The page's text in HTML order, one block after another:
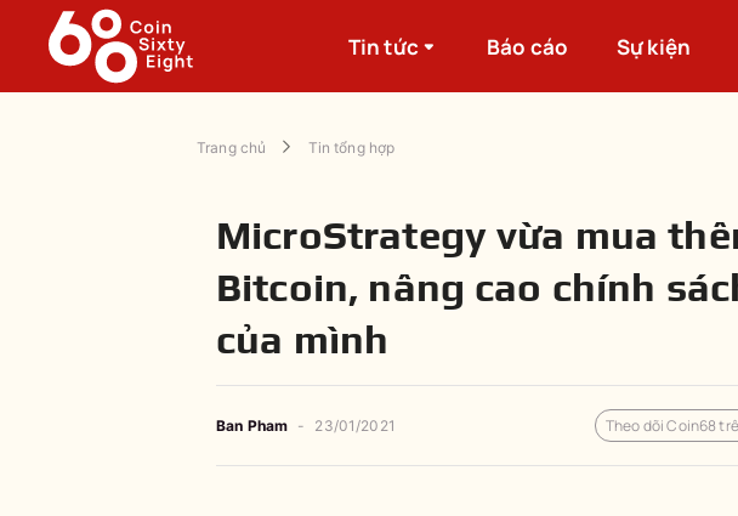
Tin tức Báo cáo Sự kiện
Trang chủ Tin tổng hợp
MicroStrategy vừa mua
Bitcoin, nâng cao chính
của mình
Ban Pham - 23/01/2021 Theo dõi Coin68